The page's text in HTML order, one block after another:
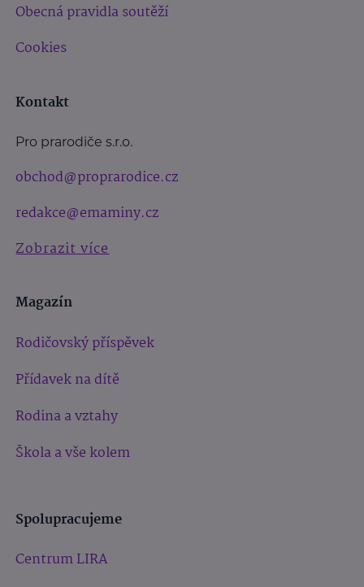
Obecná pravidla soutěží
Cookies
Kontakt
Pro prarodiče s.r.o.
obchod@proprarodice.cz
redakce@emaminy.cz
Zobrazit více
Magazín
Rodičovský příspěvek
Přídavek na dítě
Rodina a vztahy
Škola a vše kolem
Spolupracujeme
Centrum LIRA